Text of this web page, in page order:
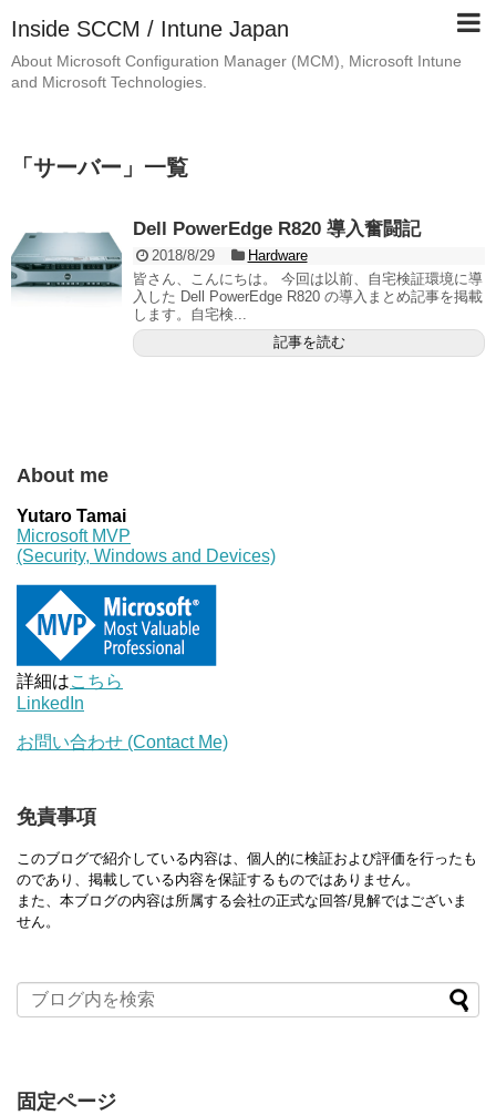
Inside SCCM / Intune Japan
About Microsoft Configuration Manager (MCM), Microsoft Intune
and Microsoft Technologies.
「 サーバー 」 一覧
Dell PowerEdge R820 導入奮闘記
2018/8/29
Hardware
皆さん、こんにちは。 今回は以前、自宅検証環境に導
入した Dell PowerEdge R820 の導入まとめ記事を掲載
します。自宅検...
記事を読む
About me
Yutaro Tamai
Microsoft MVP
(Security, Windows and Devices)
詳細はこちら
LinkedIn
お問い合わせ (Contact Me)
免責事項
このブログで紹介している内容は、個人的に検証および評価を行ったも
のであり、掲載している内容を保証するものではありません。
また、本ブログの内容は所属する会社の正式な回答/見解ではございま
せん。
固定ページ